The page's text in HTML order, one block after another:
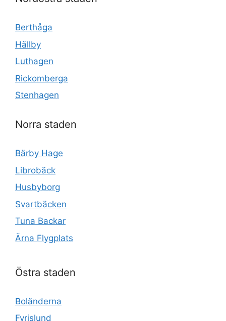
Berthåga
Hällby
Luthagen
Rickomberga
Stenhagen
Norra staden
Bärby Hage
Librobäck
Husbyborg
Svartbäcken
Tuna Backar
Ärna Flygplats
Östra staden
Boländerna
Fyrislund